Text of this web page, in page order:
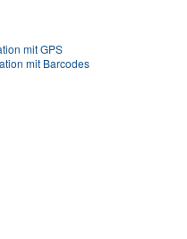
mit GPS
mit Barcodes